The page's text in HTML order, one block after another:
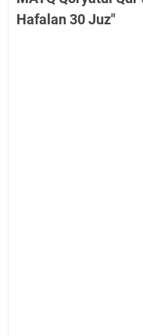
Hafalan 30 Juz"